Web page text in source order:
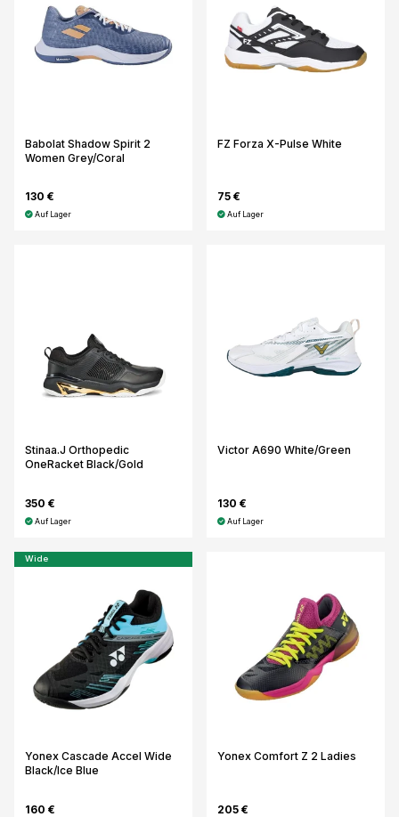
Babolat Shadow Spirit 2
Women Grey/Coral
130 €
Auf Lager
FZ Forza X-Pulse White
75 €
Auf Lager
Stinaa.J Orthopedic
OneRacket Black/Gold
350 €
Auf Lager
Victor A690 White/Green
130 €
Auf Lager
Wide
Yonex Cascade Accel Wide
Black/Ice Blue
160 €
Yonex Comfort Z 2 Ladies
205 €